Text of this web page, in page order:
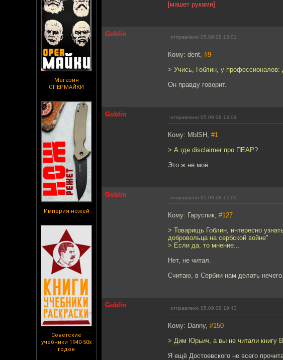
Магазин
ОПЕРМАЙКИ
Империя ножей
Советские
учебники 1940-50х
годов
[машет руками]
Goblin отправлено 05.09.08 13:01
Кому: dent, #9
> Учись, Гоблин, у профессионалов:
Он правду говорит.
Goblin отправлено 05.09.08 13:04
Кому: MblSH, #1
> А где disclaimer про ПЕАР?
Это ж не моё.
Goblin отправлено 05.09.08 17:09
Кому: Гаруспик, #127
> Товарищь Гоблин, интересно
добровольца на сербской войне"
> Если да, то мнение...
Нет, не читал.
Считаю, в Сербии нам делать нечего.
Goblin отправлено 05.09.08 19:43
Кому: Danny, #150
> Дим Юрьич, а вы не читали книгу
Я ещё Достоевского не всего